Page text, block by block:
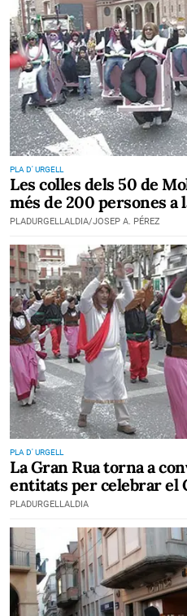
PLA D' URGELL
Les colles dels 50 de
més de 200 persones a
PLADURGELLALDIA/JOSEP A. PÉREZ
PLA D' URGELL
La Gran Rua torna a
entitats per celebrar el
PLADURGELLALDIA